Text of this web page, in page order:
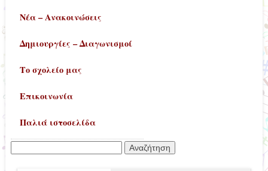
Νέα – Ανακοινώσεις
Δημιουργίες – Διαγωνισμοί
Το σχολείο μας
Επικοινωνία
Παλιά ιστοσελίδα
Αναζήτηση